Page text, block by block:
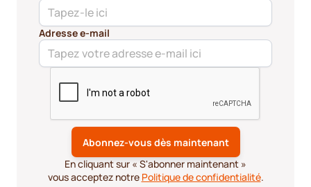
Adresse e-mail
En cliquant sur « S'abonner maintenant »
vous acceptez notre Politique de confidentialité.